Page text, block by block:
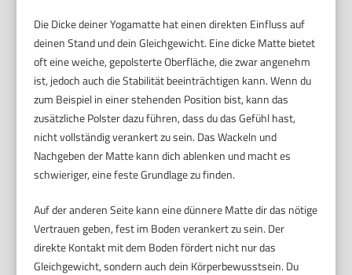
Die Dicke deiner Yogamatte hat einen direkten Einfluss auf
deinen Stand und dein Gleichgewicht. Eine dicke Matte bietet
oft eine weiche, gepolsterte Oberfläche, die zwar angenehm
ist, jedoch auch die Stabilität beeinträchtigen kann. Wenn du
zum Beispiel in einer stehenden Position bist, kann das
zusätzliche Polster dazu führen, dass du das Gefühl hast,
nicht vollständig verankert zu sein. Das Wackeln und
Nachgeben der Matte kann dich ablenken und macht es
schwieriger, eine feste Grundlage zu finden.
Auf der anderen Seite kann eine dünnere Matte dir das nötige
Vertrauen geben, fest im Boden verankert zu sein. Der
direkte Kontakt mit dem Boden fördert nicht nur das
Gleichgewicht, sondern auch dein Körperbewusstsein. Du